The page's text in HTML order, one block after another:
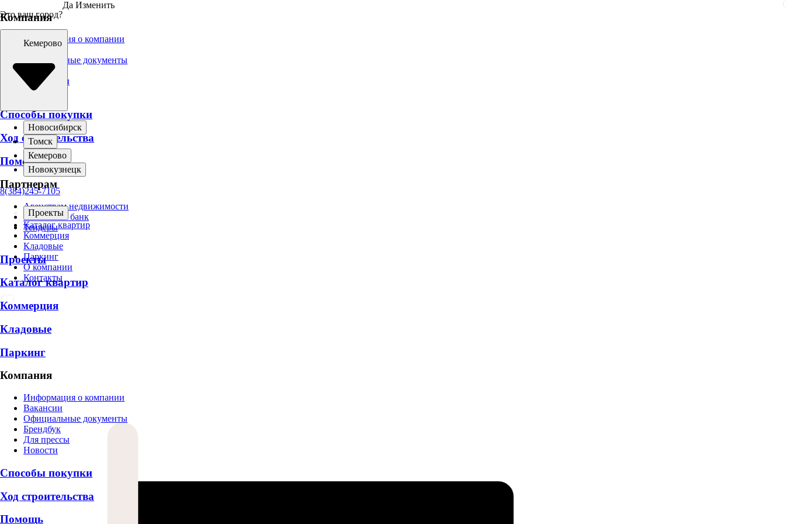
Компания
Информация о компании
Вакансии
Официальные документы
Брендбук
Для прессы
Новости
Способы покупки
Ход строительства
Помощь
Партнерам
Агенствам недвижимости
Земельный банк
Тендеры
Проекты
Каталог квартир
Коммерция
Кладовые
Паркинг
Компания
Информация о компании
Вакансии
Официальные документы
Брендбук
Для прессы
Новости
Способы покупки
Ход строительства
Помощь
Это ваш город?
Да Изменить
Кемерово
Новосибирск
Томск
Кемерово
Новокузнецк
8(384)245-7105
Проекты
Каталог квартир
Коммерция
Кладовые
Паркинг
О компании
Контакты